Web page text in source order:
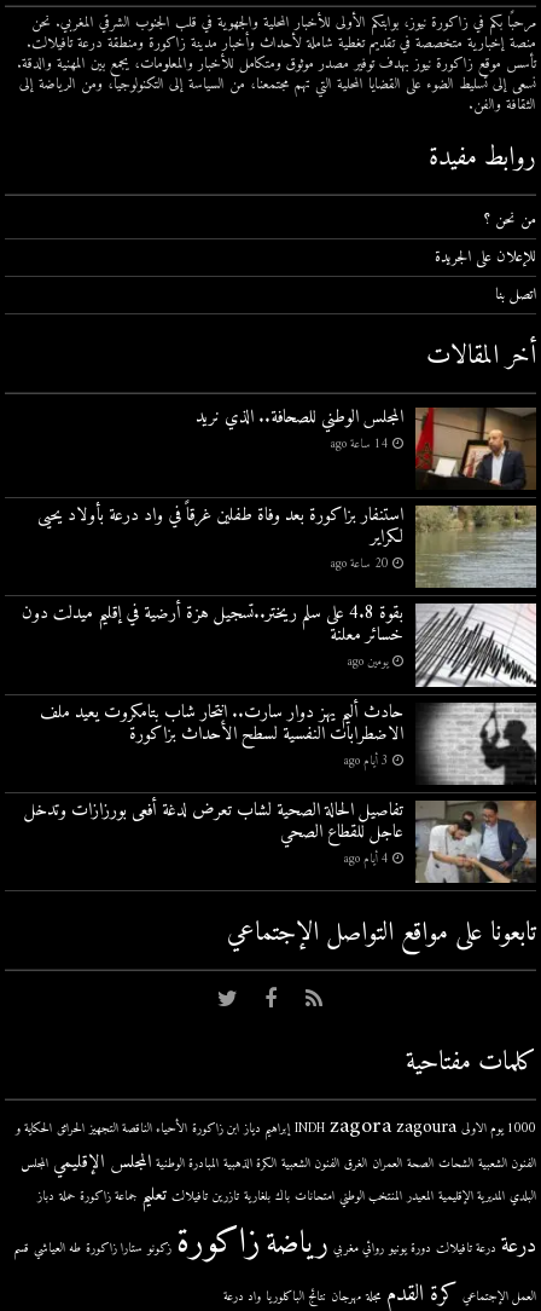
مرحبًا بكم في زاكورة نيوز، بوابتكم الأولى للأخبار المحلية والجهوية في قلب الجنوب الشرقي المغربي. نحن
منصة إخبارية متخصصة في تقديم تغطية شاملة لأحداث وأخبار مدينة زاكورة ومنطقة درعة تافيلالت.
تأسس موقع زاكورة نيوز بهدف توفير مصدر موثوق ومتكامل للأخبار والمعلومات، يجمع بين المهنية والدقة.
نسعى إلى تسليط الضوء على القضايا المحلية التي تهم مجتمعنا، من السياسة إلى التكنولوجيا، ومن الرياضة إلى
الثقافة والفن.
روابط مفيدة
من نحن ؟
للإعلان على الجريدة
اتصل بنا
أخر المقالات
المجلس الوطني للصحافة.. الذي نريد
14 ساعة ago
استنفار بزاكورة بعد وفاة طفلين غرقاً في واد درعة بأولاد يحيى
لكراير
20 ساعة ago
بقوة 4.8 على سلم ريختر..تسجيل هزة أرضية في إقليم ميدلت دون
خسائر معلنة
يومين ago
حادث أليم يهز دوار سارت.. انتحار شاب بتامكروت يعيد ملف
الاضطرابات النفسية لسطح الأحداث بزاكورة
3 أيام ago
تفاصيل الحالة الصحية لشاب تعرض لدغة أفعى بورزازات وتدخل
عاجل للقطاع الصحي
4 أيام ago
تابعونا على مواقع التواصل اﻹجتماعي
كلمات مفتاحية
1000 يوم الاولى INDH zagora zagoura إبراهيم دياز ابن زاكورة الأحياء الناقصة التجهيز الحرائق الحكاية و
الفنون الشعبية الشحات الصحة العمران الغرق الفنون الشعبية الكرة الذهبية المبادرة الوطنية المجلس الإقليمي المجلس
البلدي المديرية الإقليمية المعيدر المنتخب الوطني امتحانات باك بلغارية تازرين تافيلالت تعليم جماعة زاكورة حملة دباز
درعة درعة تافيلالت دورة يونيو روائي مغربي رياضةزاكورة زكونو ستارا زاكورة طه العياشي قسم
العمل الإجتماعي كرة القدم مجلة مهرجان نتائج الباكلوريا واد درعة